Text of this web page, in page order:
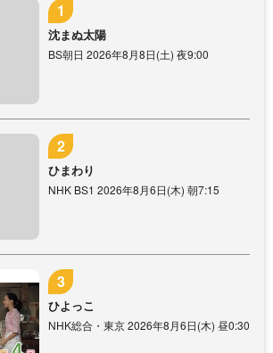
沈まぬ太陽
BS朝日 2026年8月8日(土) 夜9:00
ひまわり
NHK BS1 2026年8月6日(木) 朝7:15
ひよっこ
NHK総合・東京 2026年8月6日(木) 昼0:30